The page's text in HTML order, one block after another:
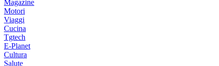
Magazine
Motori
Viaggi
Cucina
Tgtech
E-Planet
Cultura
Salute